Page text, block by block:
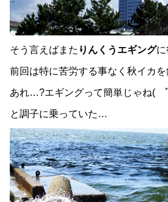
そう言えばまた りんくうエギングに
前回は特に苦労する事なく秋イカ
あれ…?エギングって簡単じゃね(
と調子に乗っていた…